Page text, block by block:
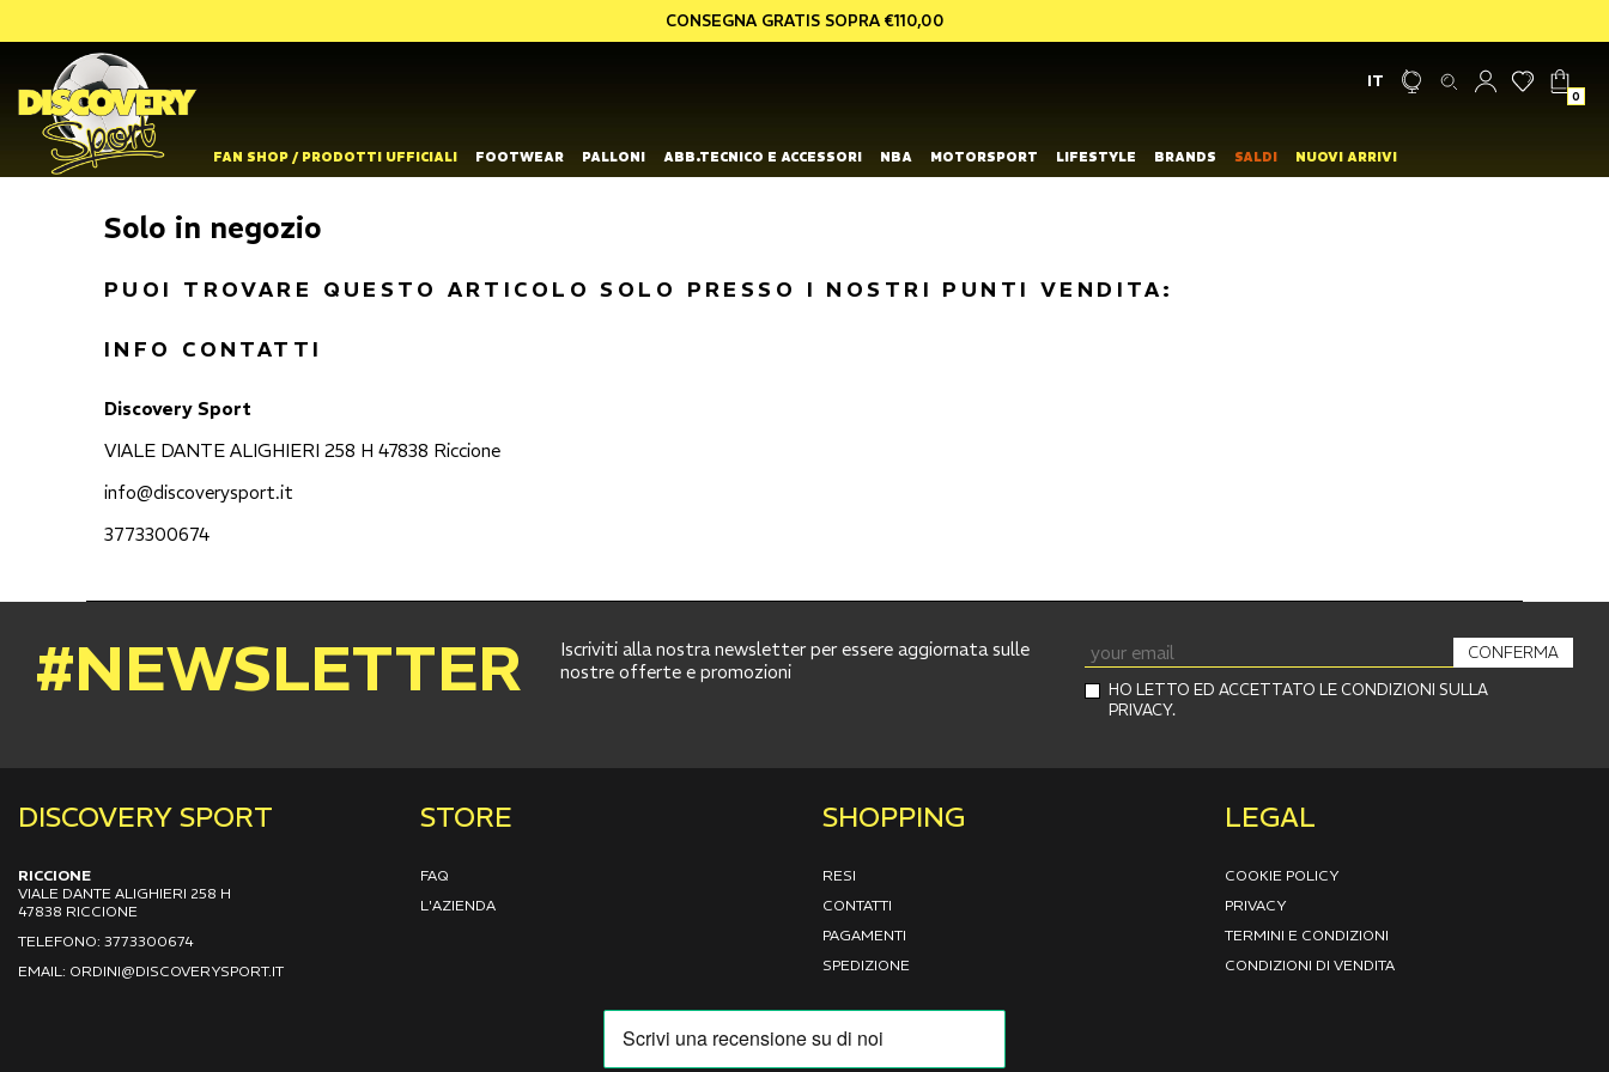
CONSEGNA GRATIS SOPRA €110,00
IT
0
FOOTWEAR PALLONI ABB.TECNICO E ACCESSORI NBA MOTORSPORT LIFESTYLE
FAN SHOP / PRODOTTI UFFICIALI BRANDS SALDI NUOVI ARRIVI
Solo in negozio
PUOI TROVARE QUESTO ARTICOLO SOLO PRESSO I NOSTRI PUNTI VENDITA:
INFO CONTATTI
Discovery Sport
VIALE DANTE ALIGHIERI 258 H 47838 Riccione
info@discoverysport.it
3773300674
#NEWSLETTER
Iscriviti alla nostra newsletter per essere aggiornata sulle
nostre offerte e promozioni
HO LETTO ED ACCETTATO LE CONDIZIONI SULLA
PRIVACY.
CONFERMA
DISCOVERY SPORT
RICCIONE
VIALE DANTE ALIGHIERI 258 H
47838 RICCIONE
TELEFONO: 3773300674
EMAIL: ORDINI@DISCOVERYSPORT.IT
STORE
FAQ
L'AZIENDA
SHOPPING
RESI
CONTATTI
PAGAMENTI
SPEDIZIONE
LEGAL
COOKIE POLICY
PRIVACY
TERMINI E CONDIZIONI
CONDIZIONI DI VENDITA